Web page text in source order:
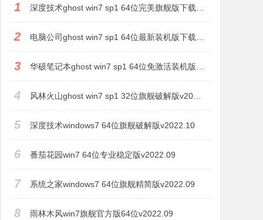
1
2
3
4
5 深度技术windows7 64位旗舰破解版v2022.10
6 番茄花园win7 64位专业稳定版v2022.09
7 系统之家windows7 64位旗舰精简版v2022.09
8 雨林木风win7旗舰官方版64位v2022.09